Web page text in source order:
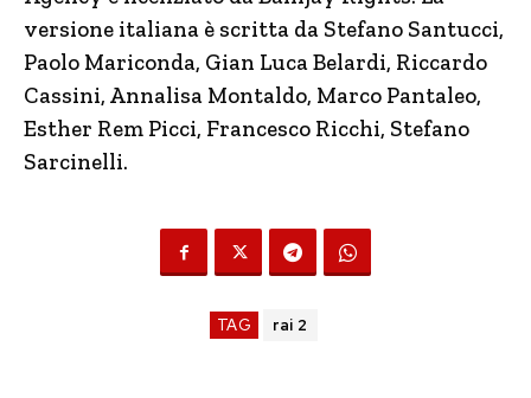
versione italiana è scritta da Stefano Santucci,
Paolo Mariconda, Gian Luca Belardi, Riccardo
Cassini, Annalisa Montaldo, Marco Pantaleo,
Esther Rem Picci, Francesco Ricchi, Stefano
Sarcinelli.
TAG rai 2